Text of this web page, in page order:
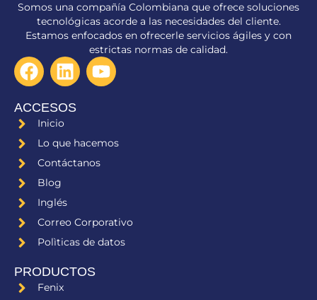
Somos una compañía Colombiana que ofrece soluciones
tecnológicas acorde a las necesidades del cliente.
Estamos enfocados en ofrecerle servicios ágiles y con
estrictas normas de calidad.
F
a
c
e
b
o
o
k
L
i
n
e
d
Y
o
u
ACCESOS
Inicio
Lo que hacemos
Contáctanos
Blog
Inglés
Correo Corporativo
Polìticas de datos
PRODUCTOS
Fenix